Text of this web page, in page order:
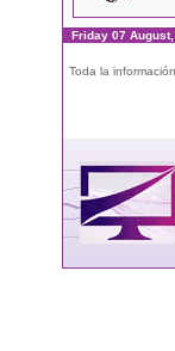
Friday 07
Toda la